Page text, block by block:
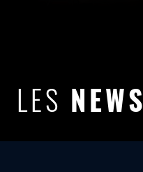
LES NEWS